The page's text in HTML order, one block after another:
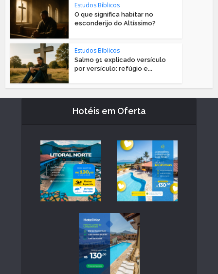
Estudos Bíblicos
O que significa habitar no
esconderijo do Altíssimo?
Estudos Bíblicos
Salmo 91 explicado versículo
por versículo: refúgio e...
Hotéis em Oferta